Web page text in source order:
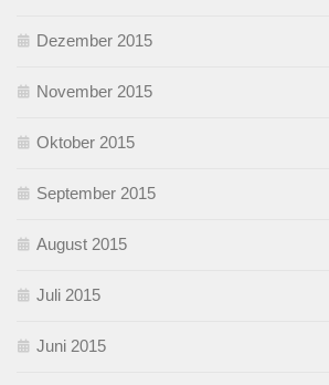
Dezember 2015
November 2015
Oktober 2015
September 2015
August 2015
Juli 2015
Juni 2015